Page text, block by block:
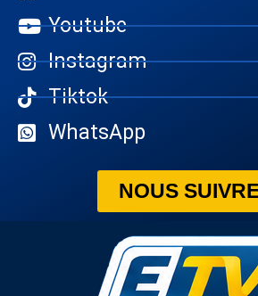
Youtube
Instagram
Tiktok
WhatsApp
NOUS